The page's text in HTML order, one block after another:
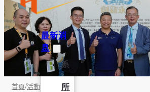
最新消
息
系
所
首頁/活動